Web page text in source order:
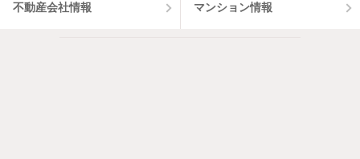
不動産会社情報 マンション情報